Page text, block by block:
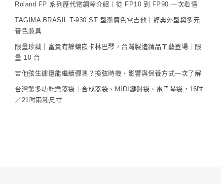
Roland FP 系列歷代電鋼琴介紹｜從 FP10 到 FP90 一次看懂
TAGIMA BRASIL T-930 ST 型漸層色電吉他｜經典外型與多元
音色兼具
限量珍藏｜富貴有餘鑲嵌卡林巴琴，台灣製造精品工藝登場｜限
量 10 台
吉他弦生鏽還能繼續彈嗎？換弦時機、影響與保養方式一次了解
台灣製多功能樂器袋｜合成器袋、MIDI鍵盤袋、電子琴袋，16吋
／21吋兩種尺寸